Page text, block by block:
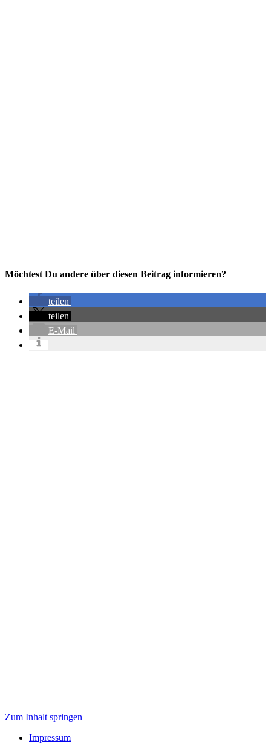
Möchtest Du andere über diesen Beitrag informieren?
teilen
teilen
E-Mail
Zum Inhalt springen
Impressum